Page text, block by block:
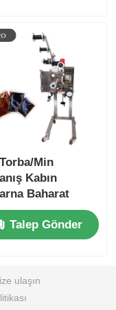
Min
Kabın
Baharat
Dönüştürücü
Çelik
Talep Gönder
ulaşın